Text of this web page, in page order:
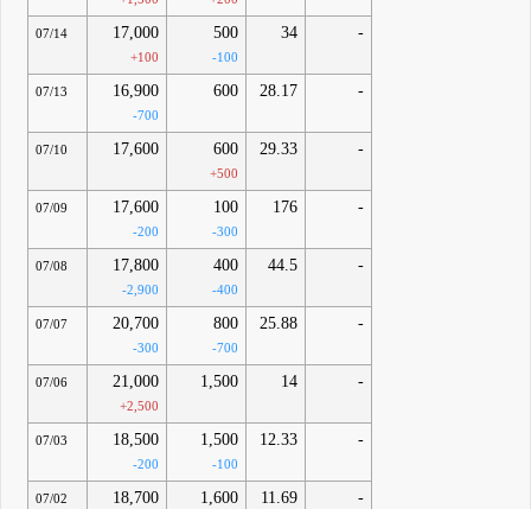
07/14 17,000
+100
500
-100
34 -
07/13 16,900
-700
600 28.17 -
07/10 17,600 600
+500
29.33 -
07/09 17,600
-200
100
-300
176 -
07/08 17,800
-2,900
400
-400
44.5 -
07/07 20,700
-300
800
-700
25.88 -
07/06 21,000
+2,500
1,500 14 -
07/03 18,500
-200
1,500
-100
12.33 -
07/02 18,700 1,600 11.69 -